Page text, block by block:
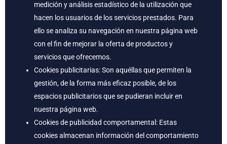
medición y análisis estadístico de la utilización que
hacen los usuarios de los servicios prestados. Para
ello se analiza su navegación en nuestra página web
con el fin de mejorar la oferta de productos y
servicios que ofrecemos.
Cookies publicitarias: Son aquéllas que permiten la
gestión, de la forma más eficaz posible, de los
espacios publicitarios que se pudieran incluir en
nuestra página web.
Cookies de publicidad comportamental: Estas
cookies almacenan información del comportamiento